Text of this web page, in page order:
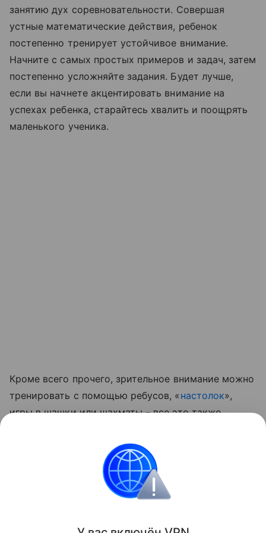
занятию дух соревновательности. Совершая
устные математические действия, ребенок
постепенно тренирует устойчивое внимание.
Начните с самых простых примеров и задач, затем
постепенно усложняйте задания. Будет лучше,
если вы начнете акцентировать внимание на
успехах ребенка, старайтесь хвалить и поощрять
маленького ученика.
Кроме всего прочего, зрительное внимание можно
тренировать с помощью ребусов, « настолок»,
игры в шашки или шахматы – все это также
Детство в 90-х: 18 вещей, которые
делали нас счастливыми